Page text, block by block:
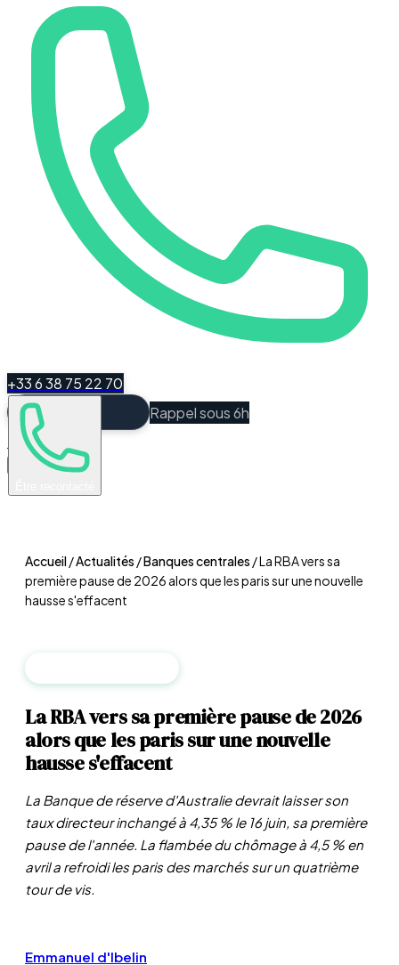
+33 6 38 75 22 70
Rappel sous 6h
Espace Client
Accueil/Actualités /Banques centrales /La RBA vers sa
première pause de 2026 alors que les paris sur une nouvelle
hausse s'effacent
La RBA vers sa première pause de 2026
alors que les paris sur une nouvelle
hausse s'effacent
La Banque de réserve d'Australie devrait laisser son
taux directeur inchangé à 4,35 % le 16 juin, sa première
pause de l'année. La flambée du chômage à 4,5 % en
avril a refroidi les paris des marchés sur un quatrième
tour de vis.
Emmanuel d'Ibelin